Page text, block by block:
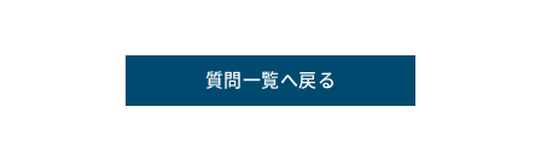
質問一覧へ戻る